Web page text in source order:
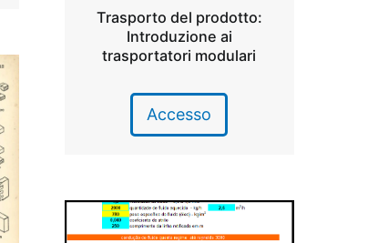
Trasporto del prodotto:
Introduzione ai
trasportatori modulari
Accesso